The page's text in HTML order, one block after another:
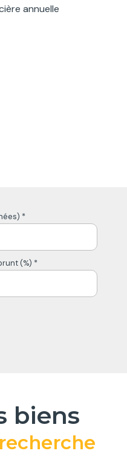
annuelle
*
(%) *
biens